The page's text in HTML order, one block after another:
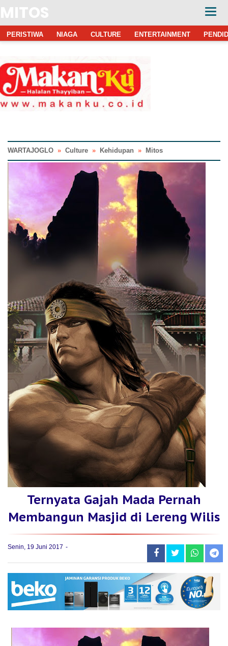
MITOS
PERISTIWA NIAGA CULTURE ENTERTAINMENT
WARTAJOGLO » Culture » Kehidupan » Mitos
Ternyata Gajah Mada Pernah
Membangun Masjid di Lereng Wilis
Senin, 19 Juni 2017